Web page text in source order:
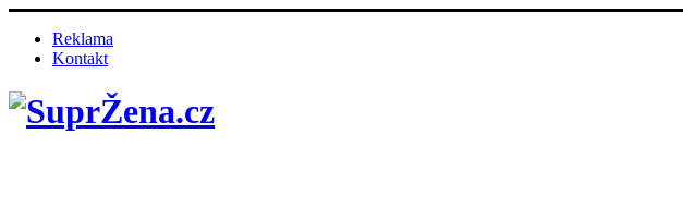
Reklama
Kontakt